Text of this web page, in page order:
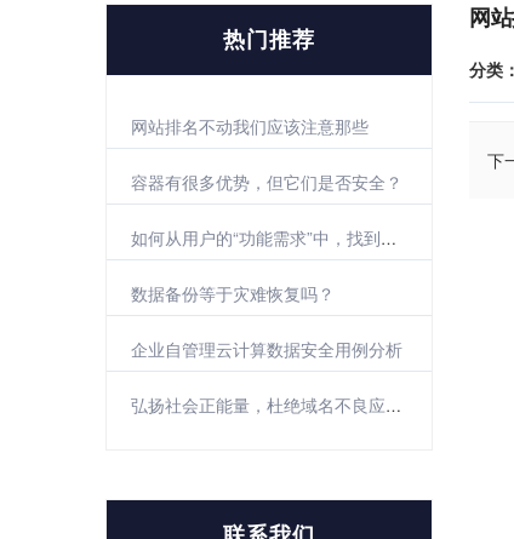
网
分类：
下
热门推荐
网站排名不动我们应该注意那些
容器有很多优势，但它们是否安全？
如何从用户的“功能需求”中，找到真正的需求？
数据备份等于灾难恢复吗？
企业自管理云计算数据安全用例分析
弘扬社会正能量，杜绝域名不良应用倡议